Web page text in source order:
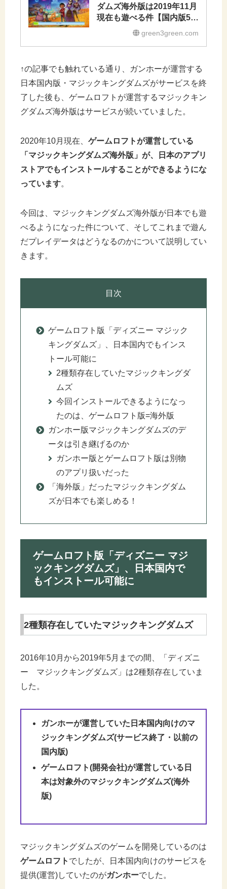
ダムズ海外版は2019年11月
現在も遊べる件【国内版5月
でサービス終了】green3green.com
↑の記事でも触れている通り、ガンホーが運営する
日本国内版・マジックキングダムズがサービスを終
了した後も、ゲームロフトが運営するマジックキン
グダムズ海外版はサービスが続いていました。
2020年10月現在、 ゲームロフトが運営している
「マジックキングダムズ海外版」が、日本のアプリ
ストアでもインストールすることができるようにな
っています。
今回は、マジックキングダムズ海外版が日本でも遊
べるようになった件について、そしてこれまで遊ん
だプレイデータはどうなるのかについて説明してい
きます。
目次
ゲームロフト版「ディズニー マジック
キングダムズ」、日本国内でもインス
トール可能に
2種類存在していたマジックキングダ
ムズ
今回インストールできるようになっ
たのは、ゲームロフト版=海外版
ガンホー版マジックキングダムズのデ
ータは引き継げるのか
ガンホー版とゲームロフト版は別物
のアプリ扱いだった
「海外版」だったマジックキングダム
ズが日本でも楽しめる！
ゲームロフト版「ディズニー マジ
ックキングダムズ」、日本国内で
もインストール可能に
2種類存在していたマジックキングダムズ
2016年10月から2019年5月までの間、「ディズニ
ー マジックキングダムズ」は2種類存在していま
した。
ガンホーが運営していた日本国内向けのマ
ジックキングダムズ(サービス終了・以前の
国内版)
ゲームロフト(開発会社)が運営している日
本は対象外のマジックキングダムズ(海外
版)
マジックキングダムズのゲームを開発しているのは
ゲームロフト でしたが、日本国内向けのサービスを
提供(運営)していたのがガンホーでした。